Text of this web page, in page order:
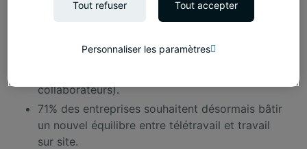
Avant le confinement : 23% des entreprises
Post confinement : 66% envisagent de le
collaborateurs).
71% des entreprises souhaitent désormais bâtir
un nouvel équilibre entre télétravail et travail
sur site.
Tout refuser Tout accepter
Personnaliser les paramètres